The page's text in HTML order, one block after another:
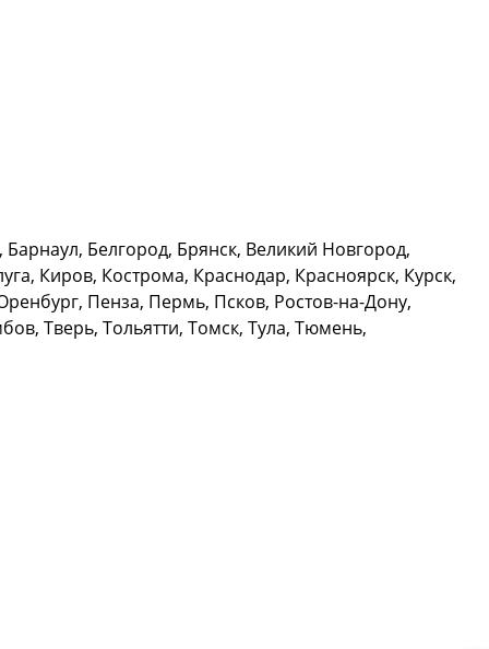
Белгород, Брянск, Великий Новгород,
Киров, Кострома, Краснодар, Красноярск, Курск,
Пенза, Пермь, Псков, Ростов-на-Дону,
Тверь, Тольятти, Томск, Тула, Тюмень,